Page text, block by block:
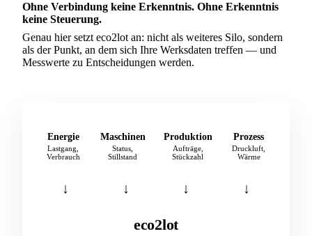
Ohne Verbindung keine Erkenntnis. Ohne Erkenntnis
keine Steuerung.
Genau hier setzt eco2lot an: nicht als weiteres Silo, sondern
als der Punkt, an dem sich Ihre Werksdaten treffen — und
Messwerte zu Entscheidungen werden.
Energie
Lastgang,
Verbrauch
Maschinen
Status,
Stillstand
Produktion
Aufträge,
Stückzahl
Prozess
Druckluft,
Wärme
↓ ↓ ↓ ↓
eco2lot